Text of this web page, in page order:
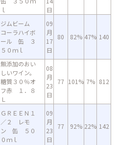
ｌ
日
ジムビーム
コーラハイボ
ール 缶 ３
５０ｍｌ
09
月
17
日
80 82% 47% 140
無添加のおい
しいワイン。
糖質３０％オ
フ赤 １．８
Ｌ
08
月
23
日
77 101% 7% 812
ＧＲＥＥＮ１
／２ レモ
ン 缶 ５０
０ｍｌ
09
月
23
日
77 92% 22% 142